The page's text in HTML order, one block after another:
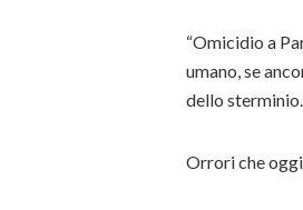
“Omicidio a
umano, se
dello sterminio.
Orrori che